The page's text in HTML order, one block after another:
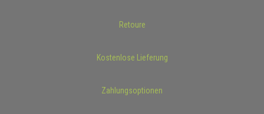
Retoure
Kostenlose Lieferung
Zahlungsoptionen